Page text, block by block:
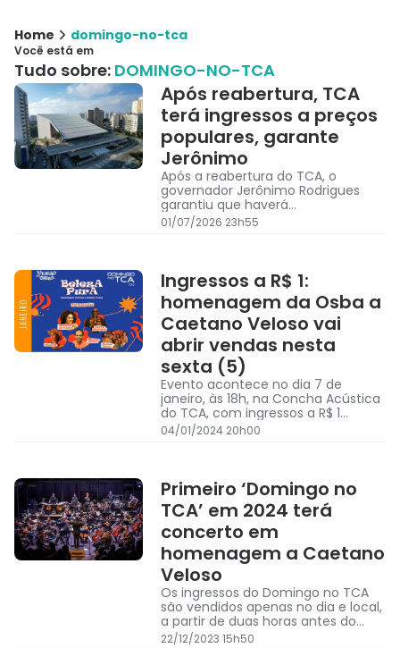
Home domingo-no-tca
Você está em
Tudo sobre: DOMINGO-NO-TCA
Após reabertura, TCA
terá ingressos a preços
populares, garante
Jerônimo
Após a reabertura do TCA, o
governador Jerônimo Rodrigues
garantiu que haverá
apresentações a preços populares
no espaço
01/07/2026 23h55
Ingressos a R$ 1:
homenagem da Osba a
Caetano Veloso vai
abrir vendas nesta
sexta (5)
Evento acontece no dia 7 de
janeiro, às 18h, na Concha Acústica
do TCA, com ingressos a R$ 1
(inteira) e R$ 0,50 (meia)
04/01/2024 20h00
Primeiro ‘Domingo no
TCA’ em 2024 terá
concerto em
homenagem a Caetano
Veloso
Os ingressos do Domingo no TCA
são vendidos apenas no dia e local,
a partir de duas horas antes do
início da sessão
22/12/2023 15h50